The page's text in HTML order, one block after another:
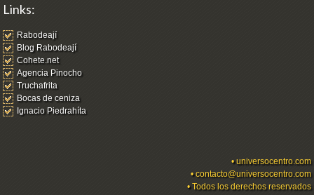
Links:
Rabodeají
Blog Rabodeají
Cohete.net
Agencia Pinocho
Truchafrita
Bocas de ceniza
Ignacio Piedrahíta
•universocentro.com
•contacto@universocentro.com
• Todos los derechos reservados